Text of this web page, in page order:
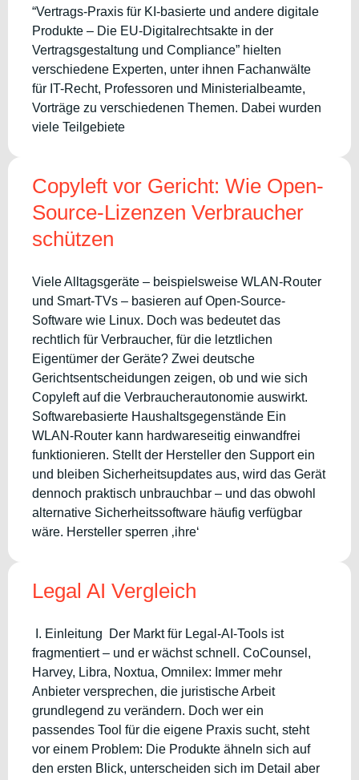
“Vertrags-Praxis für KI-basierte und andere digitale
Produkte – Die EU-Digitalrechtsakte in der
Vertragsgestaltung und Compliance” hielten
verschiedene Experten, unter ihnen Fachanwälte
für IT-Recht, Professoren und Ministerialbeamte,
Vorträge zu verschiedenen Themen. Dabei wurden
viele Teilgebiete
Copyleft vor Gericht: Wie Open-
Source-Lizenzen Verbraucher
schützen
Viele Alltagsgeräte – beispielsweise WLAN-Router
und Smart-TVs – basieren auf Open-Source-
Software wie Linux. Doch was bedeutet das
rechtlich für Verbraucher, für die letztlichen
Eigentümer der Geräte? Zwei deutsche
Gerichtsentscheidungen zeigen, ob und wie sich
Copyleft auf die Verbraucherautonomie auswirkt.
Softwarebasierte Haushaltsgegenstände Ein
WLAN-Router kann hardwareseitig einwandfrei
funktionieren. Stellt der Hersteller den Support ein
und bleiben Sicherheitsupdates aus, wird das Gerät
dennoch praktisch unbrauchbar – und das obwohl
alternative Sicherheitssoftware häufig verfügbar
wäre. Hersteller sperren ‚ihre‘
Legal AI Vergleich
I. Einleitung Der Markt für Legal-AI-Tools ist
fragmentiert – und er wächst schnell. CoCounsel,
Harvey, Libra, Noxtua, Omnilex: Immer mehr
Anbieter versprechen, die juristische Arbeit
grundlegend zu verändern. Doch wer ein
passendes Tool für die eigene Praxis sucht, steht
vor einem Problem: Die Produkte ähneln sich auf
den ersten Blick, unterscheiden sich im Detail aber